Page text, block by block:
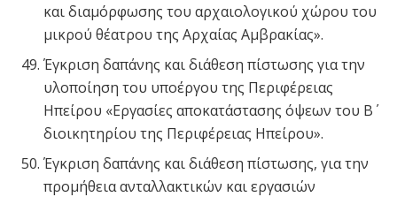
και διαμόρφωσης του αρχαιολογικού χώρου του
μικρού θέατρου της Αρχαίας Αμβρακίας».
Έγκριση δαπάνης και διάθεση πίστωσης για την
υλοποίηση του υποέργου της Περιφέρειας
Ηπείρου «Εργασίες αποκατάστασης όψεων του Β΄
διοικητηρίου της Περιφέρειας Ηπείρου».
Έγκριση δαπάνης και διάθεση πίστωσης, για την
προμήθεια ανταλλακτικών και εργασιών